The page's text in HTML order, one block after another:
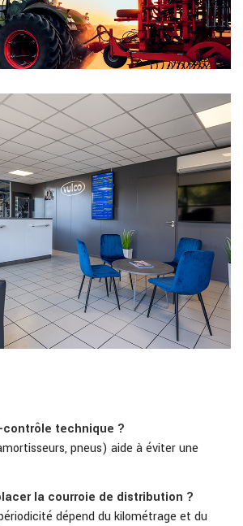
technique ?
pneus) aide à éviter une
la courroie de distribution ?
dépend du kilométrage et du